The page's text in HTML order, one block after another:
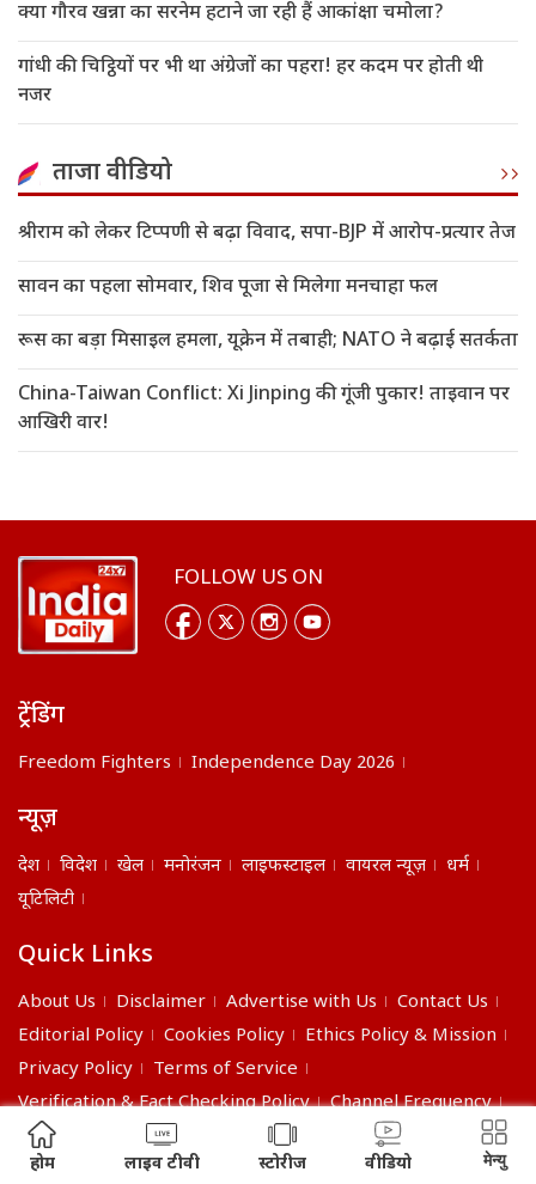
क्या गौरव खन्ना का सरनेम हटाने जा रही हैं आकांक्षा चमोला?
गांधी की चिट्ठियों पर भी था अंग्रेजों का पहरा! हर कदम पर होती थी
नजर
ताजा वीडियो
श्रीराम को लेकर टिप्पणी से बढ़ा विवाद, सपा-BJP में आरोप-प्रत्यार तेज
सावन का पहला सोमवार, शिव पूजा से मिलेगा मनचाहा फल
रूस का बड़ा मिसाइल हमला, यूक्रेन में तबाही; NATO ने बढ़ाई सतर्कता
China-Taiwan Conflict: Xi Jinping की गूंजी पुकार! ताइवान पर
आखिरी वार!
FOLLOW US ON
ट्रेंडिंग
Freedom Fighters Independence Day 2026
न्यूज़
देश विदेश खेल मनोरंजन लाइफस्टाइल वायरल न्यूज़
धर्म
यूटिलिटी
Quick Links
About Us Disclaimer Advertise with Us
Contact Us
Editorial Policy
Cookies Policy
Ethics Policy & Mission
Privacy Policy
Terms of Service
Verification & Fact Checking Policy
Channel Frequency
©2026 India Daily. All right reserved.
होम लाइव टीवी स्टोरीज वीडियो मेन्यु